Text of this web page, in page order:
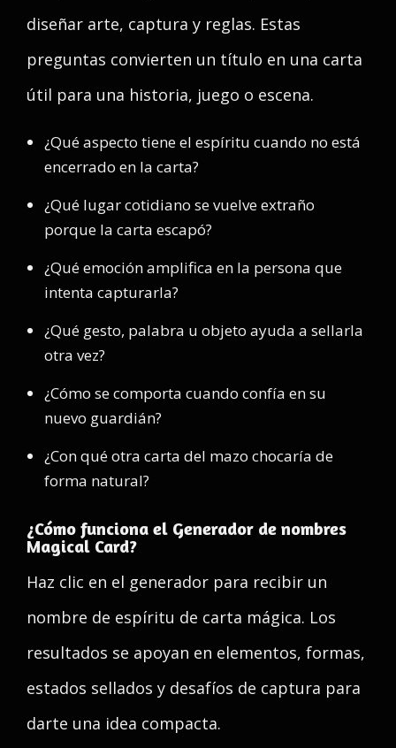
diseñar arte, captura y reglas. Estas
preguntas convierten un título en una carta
útil para una historia, juego o escena.
¿Qué aspecto tiene el espíritu cuando no está
encerrado en la carta?
¿Qué lugar cotidiano se vuelve extraño
porque la carta escapó?
¿Qué emoción amplifica en la persona que
intenta capturarla?
¿Qué gesto, palabra u objeto ayuda a sellarla
otra vez?
¿Cómo se comporta cuando confía en su
nuevo guardián?
¿Con qué otra carta del mazo chocaría de
forma natural?
¿Cómo funciona el Generador de nombres
Magical Card?
Haz clic en el generador para recibir un
nombre de espíritu de carta mágica. Los
resultados se apoyan en elementos, formas,
estados sellados y desafíos de captura para
darte una idea compacta.